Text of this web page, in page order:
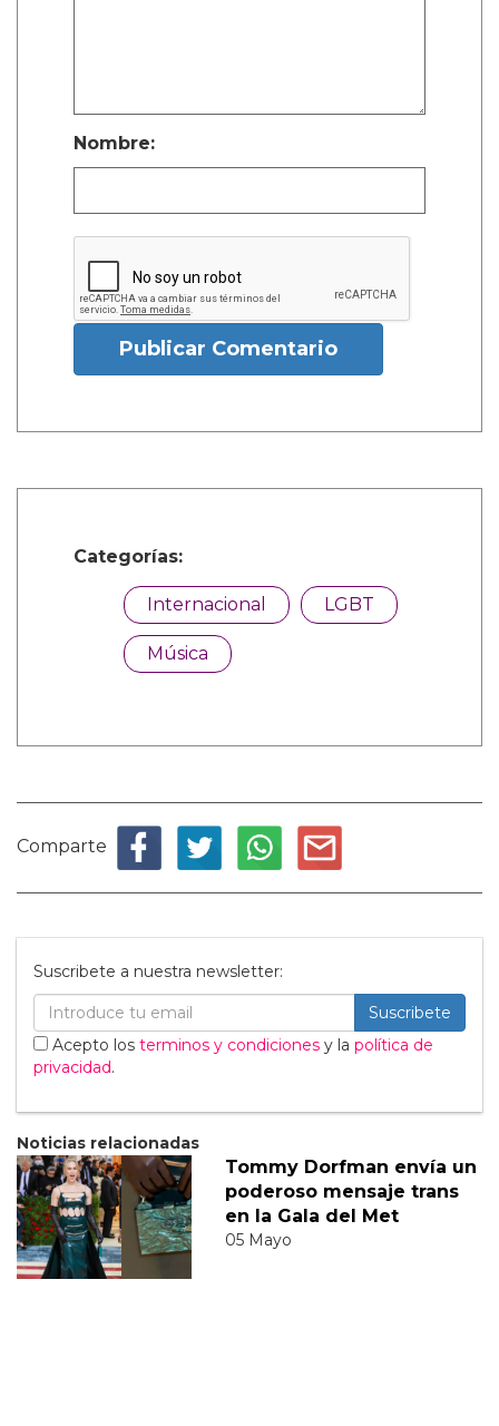
Nombre:
Publicar Comentario
Categorías:
Internacional LGBT
Música
Comparte
Suscribete a nuestra newsletter:
Suscribete
Acepto los terminos y condiciones y la política de
privacidad.
Noticias relacionadas
Tommy Dorfman envía un
poderoso mensaje trans
en la Gala del Met
05 Mayo